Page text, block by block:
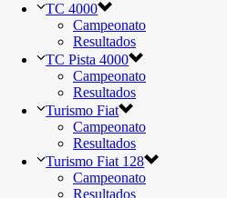
TC 4000
Campeonato
Resultados
TC Pista 4000
Campeonato
Resultados
Turismo Fiat
Campeonato
Resultados
Turismo Fiat 128
Campeonato
Resultados